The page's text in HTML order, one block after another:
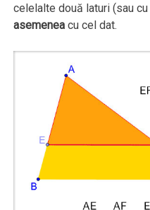
celelalte două laturi (sau
asemenea cu cel dat.